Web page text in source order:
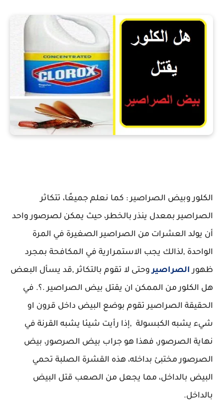
الكلور وبيض الصراصير : كما نعلم جميعًا، تتكاثر
الصراصير بمعدل ينذر بالخطر، حيث يمكن لصرصور واحد
أن يولد العشرات من الصراصير الصغيرة في المرة
الواحدة ,لذالك يجب الاستمرارية في المكافحة بمجرد
ظهور الصراصيروحتى لا تقوم بالتكاثر ,قد يسأل البعض
هل الكلور من الممكن ان يقتل بيض الصراصير .؟. في
الحقيقة الصراصير تقوم بوضع البيض داخل قرون او
شيء يشبه الكبسولة ,إذا رأيت شيئا يشبه القرنة في
نهاية الصرصور، فهذا هو جراب بيض الصرصور، بيض
الصرصور مختبئ بداخله، هذه القشرة الصلبة تحمي
البيض بالداخل، مما يجعل من الصعب قتل البيض
بالداخل.